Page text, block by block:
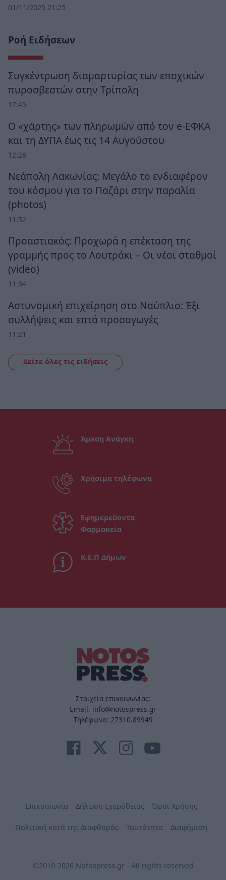
01/11/2025 21:25
Ροή Ειδήσεων
Συγκέντρωση διαμαρτυρίας των εποχικών
πυροσβεστών στην Τρίπολη
17:45
Ο «χάρτης» των πληρωμών από τον e-ΕΦΚΑ
και τη ΔΥΠΑ έως τις 14 Αυγούστου
12:28
Νεάπολη Λακωνίας: Μεγάλο το ενδιαφέρον
του κόσμου για το Παζάρι στην παραλία
(photos)
11:52
Προαστιακός: Προχωρά η επέκταση της
γραμμής προς το Λουτράκι – Οι νέοι σταθμοί
(video)
11:34
Αστυνομική επιχείρηση στο Ναύπλιο: Έξι
συλλήψεις και επτά προσαγωγές
11:21
Δείτε όλες τις ειδήσεις
Άμεση Ανάγκη
Χρήσιμα τηλέφωνα
Εφημερεύοντα
Φαρμακεία
Κ.Ε.Π Δήμων
Στοιχεία επικοινωνίας:
Email. info@notospress.gr
Τηλέφωνο: 27310.89949
Επικοινωνία Δήλωση Εχεμύθειας Όροι Χρήσης
Πολιτική κατά της Διαφθοράς Ταυτότητα Διαφήμιση
©2010-2026 Notospress.gr - All rights reserved